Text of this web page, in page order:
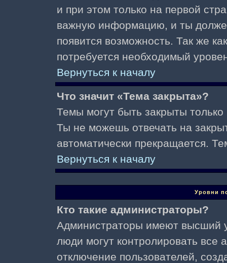
и при этом только на первой
важную информацию, и ты
появится возможность. Так же
потребуется необходимый
Вернуться к началу
Что значит «Тема закрыта»?
Темы могут быть закрыты
Ты не можешь отвечать на
автоматически прекращается.
Вернуться к началу
Уровни
Кто такие администраторы?
Администраторы имеют высший
люди могут контролировать все
отключение пользователей,